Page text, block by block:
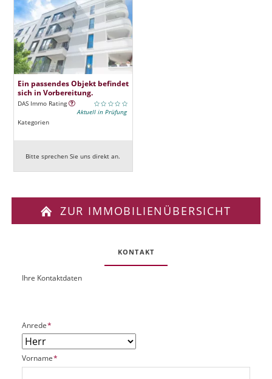
Ein passendes Objekt befindet
sich in Vorbereitung.
DAS Immo Rating
Aktuell in Prüfung
Kategorien
Bitte sprechen Sie uns direkt an.
ZUR IMMOBILIENÜBERSICHT
KONTAKT
O
k
P
UIhre Kontaktdaten
P
f
l
i
c
Anrede*
P
f
Vorname*